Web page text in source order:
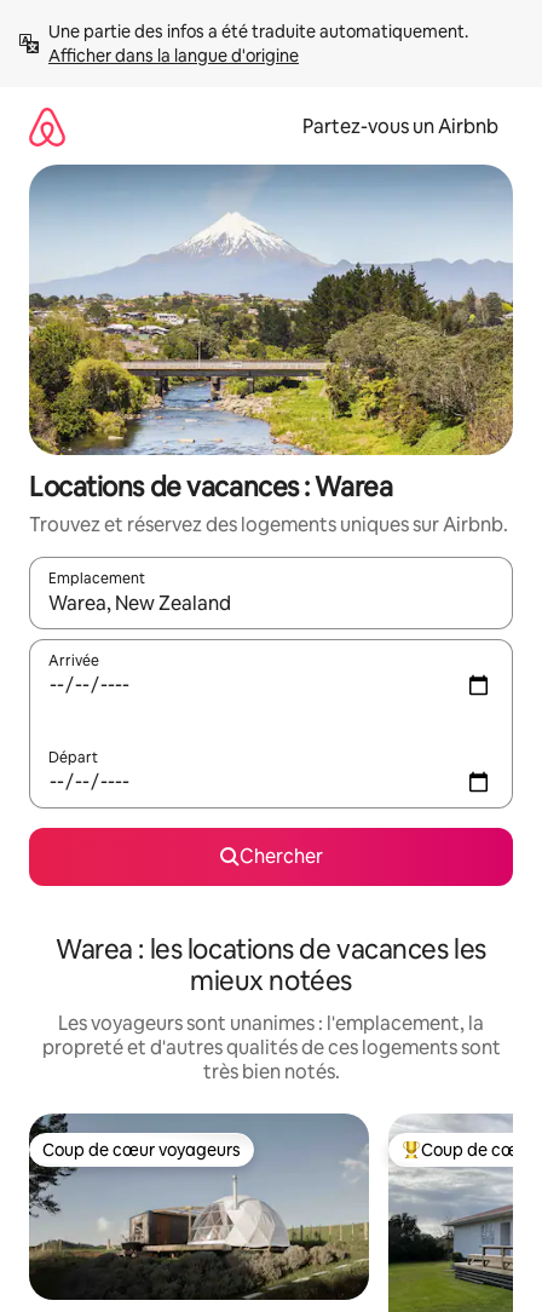
directement
Afficher dans la langue d'origine
Partez-vous un Airbnb
Locations de vacances : Warea
Trouvez et réservez des logements uniques sur Airbnb.
Emplacement
Quand les résultats sont affichés, parcourez-les en utilisant
Arrivée
Départ
Chercher
Warea : les locations de vacances les
mieux notées
Les voyageurs sont unanimes : l'emplacement, la
propreté et d'autres qualités de ces logements sont
très bien notés.
Coup de cœur voyageurs
Coup de cœur voyageurs Coup de cœur
Coup de cœur